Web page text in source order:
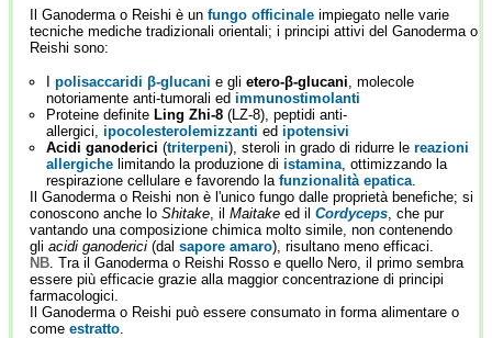
Il Ganoderma o Reishi è un fungo officinale impiegato nelle varie
tecniche mediche tradizionali orientali; i principi attivi del Ganoderma o
Reishi sono:
I polisaccaridi β-glucani e gli etero-β-glucani , molecole
notoriamente anti-tumorali ed immunostimolanti
Proteine definite Ling Zhi-8 (LZ-8), peptidi anti-
allergici, ipocolesterolemizzanti ed ipotensivi
Acidi ganoderici (triterpeni), steroli in grado di ridurre le reazioni
allergiche limitando la produzione di istamina , ottimizzando la
respirazione cellulare e favorendo la funzionalità epatica
Il Ganoderma o Reishi non è l'unico fungo dalle proprietà benefiche; si
conoscono anche lo Shitake , il Maitake ed il Cordyceps , che pur
vantando una composizione chimica molto simile, non contenendo
gli acidi ganoderici (dal sapore amaro), risultano meno efficaci.
NB . Tra il Ganoderma o Reishi Rosso e quello Nero, il primo sembra
essere più efficacie grazie alla maggior concentrazione di principi
farmacologici.
Il Ganoderma o Reishi può essere consumato in forma alimentare o
come estratto